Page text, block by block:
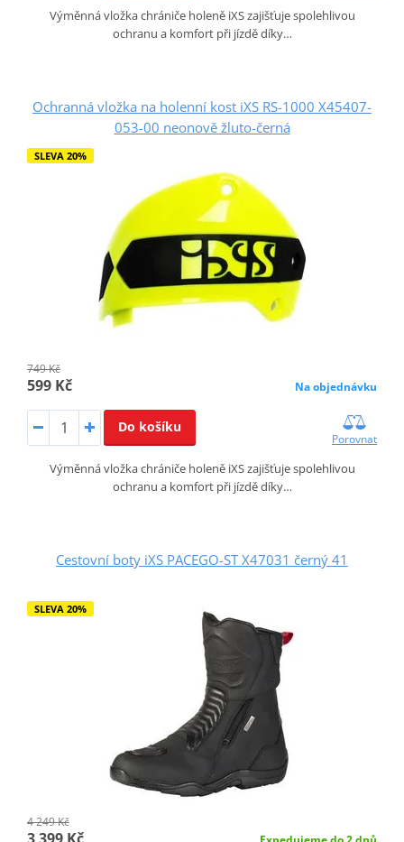
Výměnná vložka chrániče holeně iXS zajišťuje spolehlivou
ochranu a komfort při jízdě díky…
Ochranná vložka na holenní kost iXS RS-1000 X45407-
053-00 neonově žluto-černá
SLEVA 20%
749 Kč
599 Kč Na objednávku
Do košíku
Porovnat
Výměnná vložka chrániče holeně iXS zajišťuje spolehlivou
ochranu a komfort při jízdě díky…
Cestovní boty iXS PACEGO-ST X47031 černý 41
SLEVA 20%
4 249 Kč